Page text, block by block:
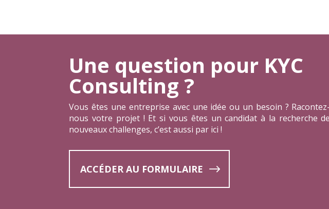
Une question pour KYC
Consulting ?
Vous êtes une entreprise avec une idée ou un besoin ? Racontez-
nous votre projet ! Et si vous êtes un candidat à la recherche de
nouveaux challenges, c’est aussi par ici !
ACCÉDER AU FORMULAIRE